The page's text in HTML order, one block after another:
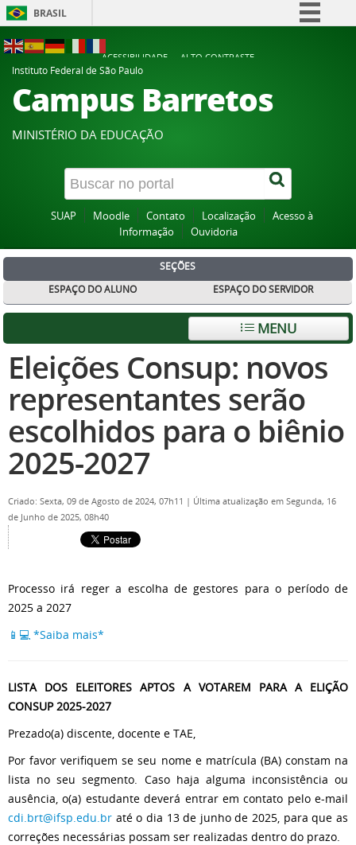
BRASIL
Participe
Acesso à informação
Canais
ACESSIBILIDADE
ALTO CONTRASTE
Instituto Federal de São Paulo
Campus Barretos
MINISTÉRIO DA EDUCAÇÃO
SUAP Moodle Contato Localização
Acesso à
Informação
Ouvidoria
SEÇÕES
ESPAÇO DO ALUNO
ESPAÇO DO SERVIDOR
MENU
Eleições Consup: novos
representantes serão
escolhidos para o biênio
2025-2027
Criado: Sexta, 09 de Agosto de 2024, 07h11 | Última atualização em Segunda, 16
de Junho de 2025, 08h40
Processo irá reger a escolha de gestores para o período de
2025 a 2027
📱💻 *Saiba mais*
LISTA DOS ELEITORES APTOS A VOTAREM PARA A ELIÇÃO
CONSUP 2025-2027
Prezado(a) discente, docente e TAE,
Por favor verifiquem se seu nome e matrícula (BA) constam na
lista no seu segmento. Caso haja alguma inconsistência ou
ausência, o(a) estudante deverá entrar em contato pelo e-mail
cdi.brt@ifsp.edu.br até o dia 13 de junho de 2025, para que as
correções necessárias possam ser realizadas dentro do prazo.